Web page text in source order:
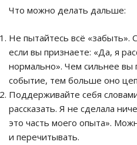
Что можно делать дальше:
Не пытайтесь всё «забыть».
если вы признаете: «Да, я
нормально». Чем сильнее вы
событие, тем больше оно
Поддерживайте себя
рассказать. Я не сделала
это часть моего опыта».
и перечитывать.